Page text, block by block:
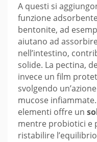
A questi si
funzione
bentonite, ad
aiutano ad
nell’intestino,
solide. La pectina,
invece un film
svolgendo
mucose
elementi offre un
mentre probiotici e
ristabilire